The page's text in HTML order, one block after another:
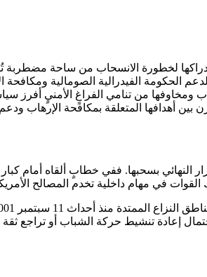
لخطورة الانسحاب من ساحة مضطربة
الحكومة الفيدرالية الصومالية
من تنامي الفراغٍ الأمنيٍ أفرز
أهدافها المتعلقة بمكافحة الإرهاب ودعم
في مهام داخلية تخدم المصالح
إعادة تنشيط حركة الشباب أو تراجع ثقة